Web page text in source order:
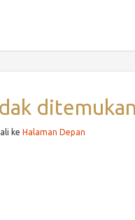
ditemukan
ke Halaman Depan